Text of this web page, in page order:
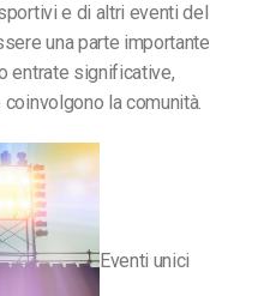
e di altri eventi del
una parte importante
entrate significative,
la comunità.
Eventi unici